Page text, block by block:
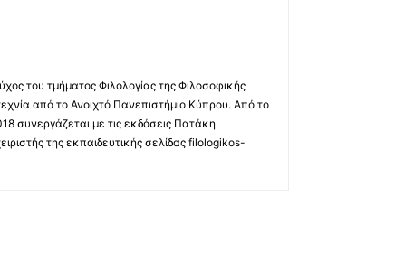
του τμήματος Φιλολογίας της Φιλοσοφικής
από το Ανοιχτό Πανεπιστήμιο Κύπρου. Από το
συνεργάζεται με τις εκδόσεις Πατάκη
της εκπαιδευτικής σελίδας filologikos-